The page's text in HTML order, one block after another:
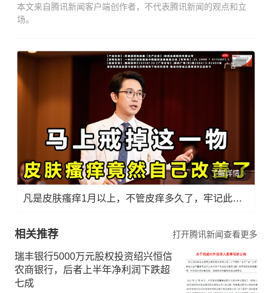
本文来自腾讯新闻客户端创作者，不代表腾讯新闻的观点和立
场。
广告
了解详情
凡是皮肤瘙痒1月以上，不管皮痒多久了，牢记此法，快！准！狠！
相关推荐 打开腾讯新闻查看更多
瑞丰银行5000万元股权投资绍兴恒信
农商银行，后者上半年净利润下跌超
七成